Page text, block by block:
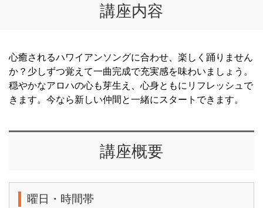
講座内容
心癒されるハワイアンソングに合わせ、楽しく踊りません
か？少しずつ覚えて一曲完成で充実感を味わいましょう。
穏やかなアロハの心も芽生え、心身ともにリフレッシュで
きます。今なら新しい仲間と一緒にスタートできます。
講座概要
曜日・時間帯